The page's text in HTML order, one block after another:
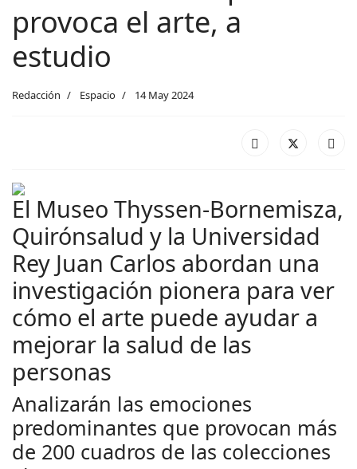
provoca el arte, a
estudio
Redacción Espacio 14 May 2024
El Museo Thyssen-Bornemisza,
Quirónsalud y la Universidad
Rey Juan Carlos abordan una
investigación pionera para ver
cómo el arte puede ayudar a
mejorar la salud de las
personas
Analizarán las emociones
predominantes que provocan más
de 200 cuadros de las colecciones